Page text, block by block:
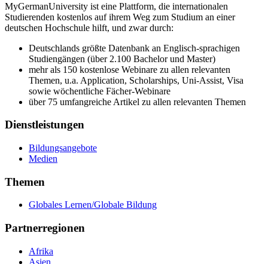
MyGermanUniversity ist eine Plattform, die internationalen
Studierenden kostenlos auf ihrem Weg zum Studium an einer
deutschen Hochschule hilft, und zwar durch:
Deutschlands größte Datenbank an Englisch-sprachigen
Studiengängen (über 2.100 Bachelor und Master)
mehr als 150 kostenlose Webinare zu allen relevanten
Themen, u.a. Application, Scholarships, Uni-Assist, Visa
sowie wöchentliche Fächer-Webinare
über 75 umfangreiche Artikel zu allen relevanten Themen
Dienstleistungen
Bildungsangebote
Medien
Themen
Globales Lernen/Globale Bildung
Partnerregionen
Afrika
Asien